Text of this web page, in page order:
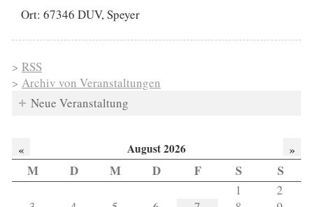
Ort: 67346 DUV, Speyer
> RSS
> Archiv von Veranstaltungen
Neue Veranstaltung
« August 2026 »
M D M D F S S
1
2